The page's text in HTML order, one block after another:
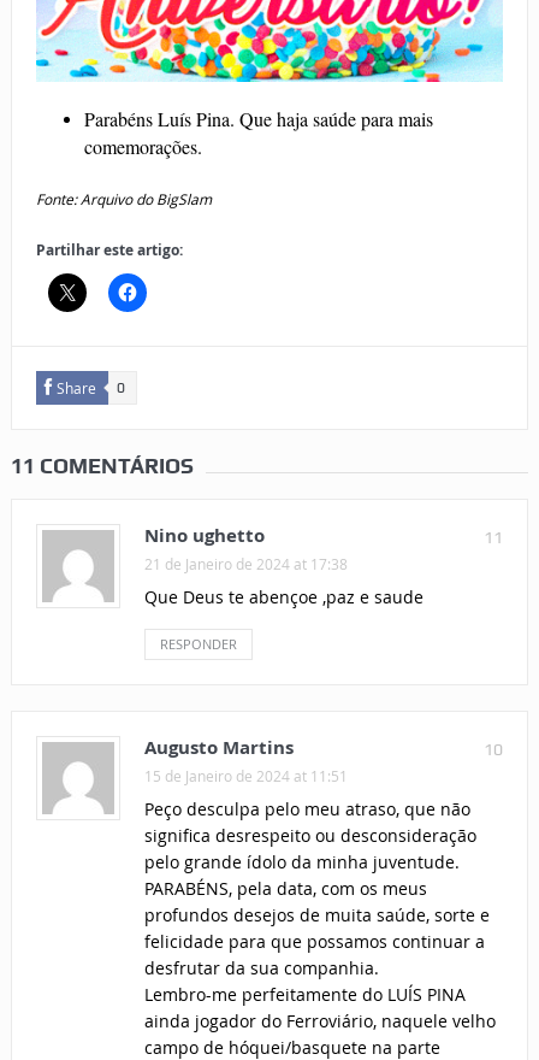
Parabéns Luís Pina. Que haja saúde para mais
comemorações.
Fonte: Arquivo do BigSlam
Partilhar este artigo:
Share 0
11 COMENTÁRIOS
11
Nino ughetto
21 de Janeiro de 2024 at 17:38
Que Deus te abençoe ,paz e saude
RESPONDER
10
Augusto Martins
15 de Janeiro de 2024 at 11:51
Peço desculpa pelo meu atraso, que não
significa desrespeito ou desconsideração
pelo grande ídolo da minha juventude.
PARABÉNS, pela data, com os meus
profundos desejos de muita saúde, sorte e
felicidade para que possamos continuar a
desfrutar da sua companhia.
Lembro-me perfeitamente do LUÍS PINA
ainda jogador do Ferroviário, naquele velho
campo de hóquei/basquete na parte